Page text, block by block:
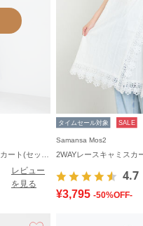
レビュー
を見る
タイムセール対象 SALE
Samansa Mos2
2WAYレースキャミスカ
4.7
¥3,795 -50%OFF-